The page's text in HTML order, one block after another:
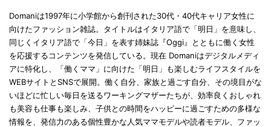
Domaniは1997年に小学館から創刊された30代・40代キャリア女性に
向けたファッション雑誌。タイトルはイタリア語で「明日」を意味し、
同じくイタリア語で「今日」を表す姉妹誌『Oggi』とともに働く女性
を応援するコンテンツを発信している。現在 Domaniはデジタルメディ
アに特化し、「働くママ」に向けた「明日」も楽しむライフスタイルを
WEBサイトとSNSで展開。働く自分、家族と過ごす自分、その境目がな
いほどに忙しい毎日を送るワーキングマザーたちが、効率良くおしゃれ
も美容も仕事も楽しみ、子供との時間をハッピーに過ごすための多様な
情報を、発信力のある個性豊かな人気ママモデルや読者モデル、ファッ